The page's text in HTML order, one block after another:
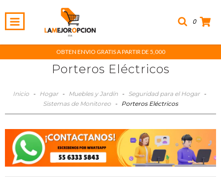
0
OBTEN ENVIO GRATIS A PARTIR DE 5,000
Porteros Eléctricos
Inicio - Hogar - Muebles y Jardín - Seguridad para el Hogar
-
Sistemas de Monitoreo - Porteros Eléctricos